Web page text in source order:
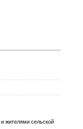
жителями сельской